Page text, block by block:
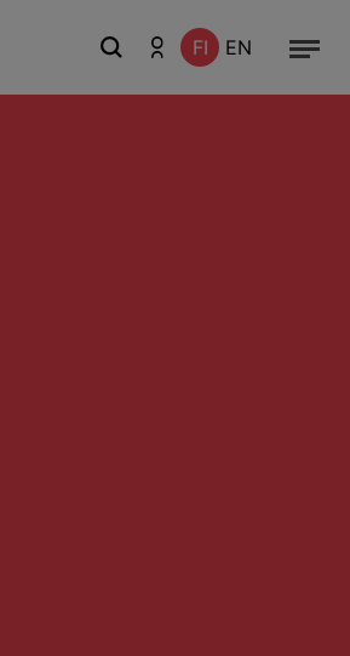
FI EN